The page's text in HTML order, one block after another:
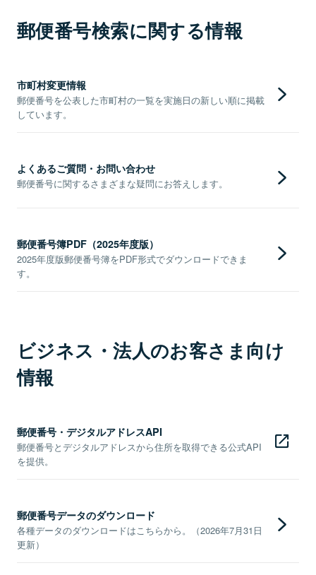
郵便番号検索に関する情報
市町村変更情報
郵便番号を公表した市町村の一覧を実施日の新しい順に掲載
しています。
よくあるご質問・お問い合わせ
郵便番号に関するさまざまな疑問にお答えします。
郵便番号簿PDF（2025年度版）
2025年度版郵便番号簿をPDF形式でダウンロードできま
す。
ビジネス・法人のお客さま向け
情報
郵便番号・デジタルアドレスAPI
郵便番号とデジタルアドレスから住所を取得できる公式API
を提供。
郵便番号データのダウンロード
各種データのダウンロードはこちらから。（2026年7月31日
更新）